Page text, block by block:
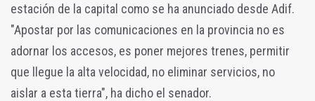
estación de la capital como se ha anunciado desde Adif.
"Apostar por las comunicaciones en la provincia no es
adornar los accesos, es poner mejores trenes, permitir
que llegue la alta velocidad, no eliminar servicios, no
aislar a esta tierra", ha dicho el senador.